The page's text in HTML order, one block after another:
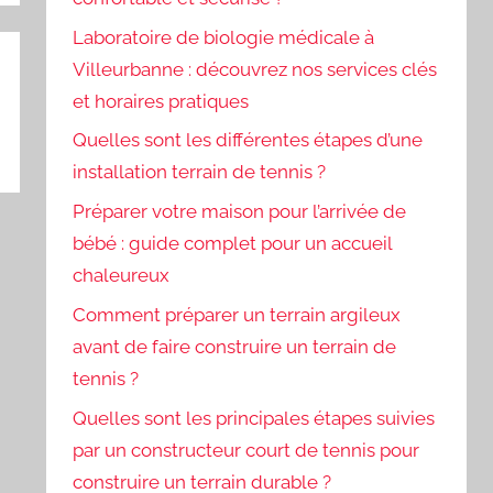
Laboratoire de biologie médicale à
Villeurbanne : découvrez nos services clés
et horaires pratiques
Quelles sont les différentes étapes d’une
installation terrain de tennis ?
Préparer votre maison pour l’arrivée de
bébé : guide complet pour un accueil
chaleureux
Comment préparer un terrain argileux
avant de faire construire un terrain de
tennis ?
Quelles sont les principales étapes suivies
par un constructeur court de tennis pour
construire un terrain durable ?